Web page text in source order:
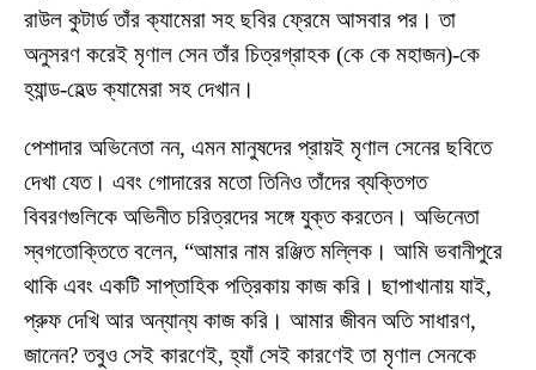
রাউল কুটার্ড তাঁর ক্যামেরা সহ ছবির ফ্রেমে আসবার পর। তা
অনুসরণ করেই মৃণাল সেন তাঁর চিত্রগ্রাহক (কে কে মহাজন)-কে
হ্যান্ড-হেল্ড ক্যামেরা সহ দেখান।
পেশাদার অভিনেতা নন, এমন মানুষদের প্রায়ই মৃণাল সেনের ছবিতে
দেখা যেত। এবং গোদারের মতো তিনিও তাঁদের ব্যক্তিগত
বিবরণগুলিকে অভিনীত চরিত্রদের সঙ্গে যুক্ত করতেন। অভিনেতা
স্বগতোক্তিতে বলেন, “আমার নাম রঞ্জিত মল্লিক। আমি ভবানীপুরে
থাকি এবং একটি সাপ্তাহিক পত্রিকায় কাজ করি। ছাপাখানায় যাই,
প্রুফ দেখি আর অন্যান্য কাজ করি। আমার জীবন অতি সাধারণ,
জানেন? তবুও সেই কারণেই, হ্যাঁ সেই কারণেই তা মৃণাল সেনকে